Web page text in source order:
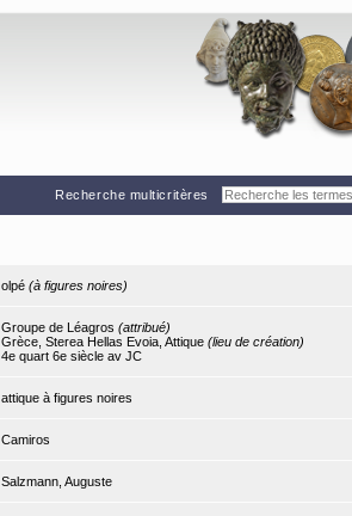
Recherche multicritères
olpé (à figures noires)
Groupe de Léagros (attribué)
Grèce, Sterea Hellas Evoia, Attique (lieu de création)
4e quart 6e siècle av JC
attique à figures noires
Camiros
Salzmann, Auguste